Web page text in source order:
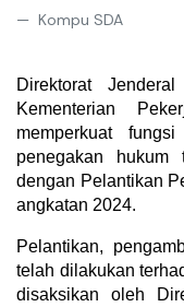
Kompu SDA
Direktorat
Kementerian
memperkuat
penegakan
dengan Pelantikan
angkatan 2024.
Pelantikan,
telah dilakukan
disaksikan oleh